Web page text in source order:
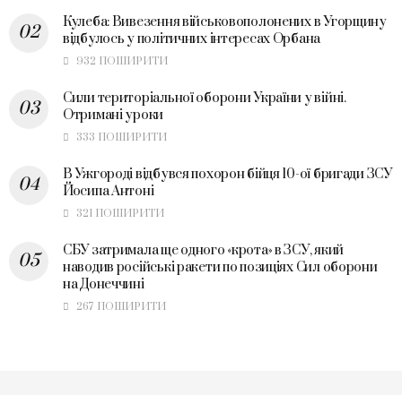
Кулеба: Вивезення військовополонених в Угорщину
відбулось у політичних інтересах Орбана
932 ПОШИРИТИ
Сили територіальної оборони України у війні.
Отримані уроки
333 ПОШИРИТИ
В Ужгороді відбувся похорон бійця 10-ої бригади ЗСУ
Йосипа Антоні
321 ПОШИРИТИ
СБУ затримала ще одного «крота» в ЗСУ, який
наводив російські ракети по позиціях Сил оборони
на Донеччині
267 ПОШИРИТИ